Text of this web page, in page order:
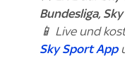
Bundesliga,
📱 Live und
Sky Sport App